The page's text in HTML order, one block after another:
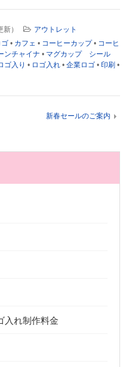
新）
アウトレット
ゴ • カフェ • コーヒーカップ• コーヒ
ンチャイナ • マグカップ シール
ゴ入り • ロゴ入れ • 企業ロゴ • 印刷 •
新春セールのご案内
入れ制作料金